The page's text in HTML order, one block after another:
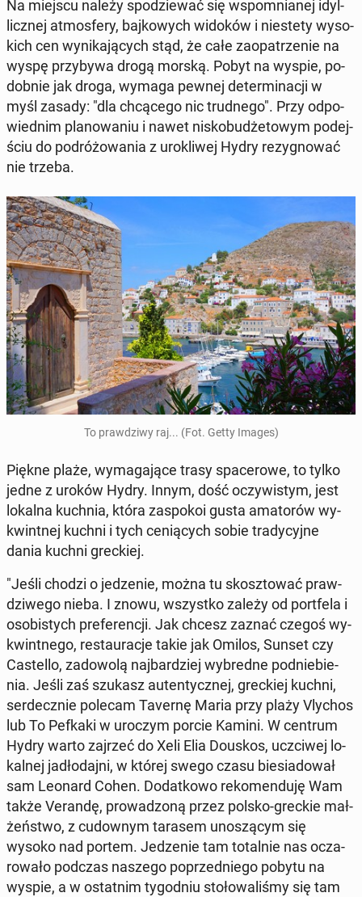
Na miejscu należy spo­dzie­wać się wspo­mnia­nej idyl­
licz­nej at­mos­fe­ry, baj­ko­wych widoków i nie­ste­ty wy­so­
kich cen wy­ni­ka­ją­cych stąd, że całe za­opa­trze­nie na
wyspę przy­by­wa drogą morską. Pobyt na wyspie, po­
dob­nie jak droga, wymaga pewnej de­ter­mi­na­cji w
myśl zasady: "dla chcą­ce­go nic trud­ne­go". Przy od­po­
wied­nim pla­no­wa­niu i nawet ni­sko­bu­dże­to­wym po­dej­
ściu do po­dró­żo­wa­nia z uro­kli­wej Hydry re­zy­gno­wać
nie trzeba.
To praw­dzi­wy raj... (Fot. Getty Images)
Piękne plaże, wy­ma­ga­ją­ce trasy spa­ce­ro­we, to tylko
jedne z uroków Hydry. Innym, dość oczy­wi­stym, jest
lokalna kuchnia, która za­spo­koi gusta ama­to­rów wy­
kwint­nej kuchni i tych ce­nią­cych sobie tra­dy­cyj­ne
dania kuchni grec­kiej.
"Jeśli chodzi o je­dze­nie, można tu skosz­to­wać praw­
dzi­we­go nieba. I znowu, wszyst­ko zależy od port­fe­la i
oso­bi­stych pre­fe­ren­cji. Jak chcesz zaznać czegoś wy­
kwint­ne­go, re­stau­ra­cje takie jak Omilos, Sunset czy
Ca­stel­lo, za­do­wo­lą naj­bar­dziej wy­bred­ne pod­nie­bie­
nia. Jeśli zaś szukasz au­ten­tycz­nej, grec­kiej kuchni,
ser­decz­nie polecam Tavernę Maria przy plaży Vlychos
lub To Pefkaki w uroczym porcie Kamini. W centrum
Hydry warto zajrzeć do Xeli Elia Douskos, uczci­wej lo­
kal­nej ja­dło­daj­ni, w której swego czasu bie­sia­do­wał
sam Leonard Cohen. Do­dat­ko­wo re­ko­men­du­ję Wam
także Verandę, pro­wa­dzo­ną przez polsko-greckie mał­
żeń­stwo, z cu­dow­nym tarasem uno­szą­cym się
wysoko nad portem. Je­dze­nie tam to­tal­nie nas ocza­
ro­wa­ło podczas naszego po­przed­nie­go pobytu na
wyspie, a w ostat­nim ty­go­dniu sto­ło­wa­li­śmy się tam